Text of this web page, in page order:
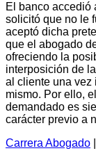
El banco accedió
solicitó que no le
aceptó dicha
que el abogado
ofreciendo la
interposición de
al cliente una vez
mismo. Por ello,
demandado es
carácter previo a
Carrera Abogado